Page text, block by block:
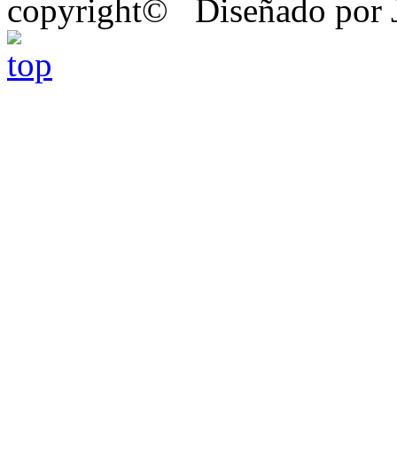
copyright© Diseñado por